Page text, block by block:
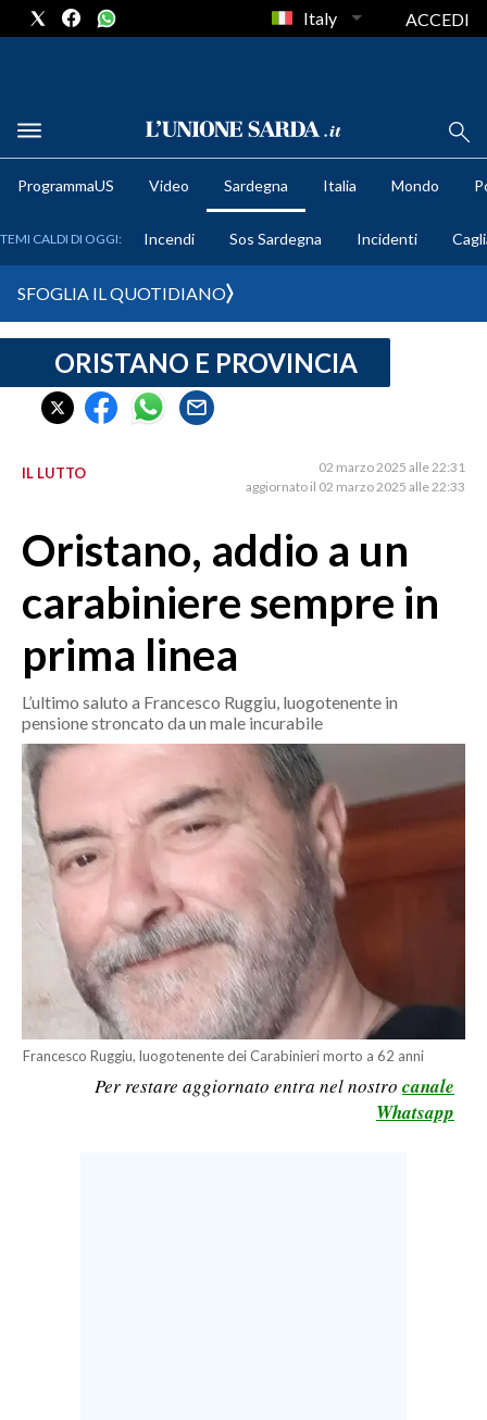
METEO
CRONACA SARDEGNA
CAGLIARI
SULCIS IGLESIENTE
SASSARI E PROVINCIA
GALLURA
OGLIASTRA
AGENDA
CRONACA
ITALIA
MONDO
POLITICA
SERVIZI ALLE IMPRESE
LAVORO
BANDI
SPORT IN SARDEGNA
Italy ACCEDI
ProgrammaUS Video Sardegna Italia Mondo
TEMI CALDI DI OGGI: Incendi Sos Sardegna Incidenti
SFOGLIA IL QUOTIDIANO
ORISTANO E PROVINCIA
IL LUTTO
02 marzo 2025 alle 22:31
aggiornato il 02 marzo 2025 alle 22:33
Oristano, addio a un
carabiniere sempre in
prima linea
L’ultimo saluto a Francesco Ruggiu, luogotenente in
pensione stroncato da un male incurabile
Francesco Ruggiu, luogotenente dei Carabinieri morto a 62 anni
Per restare aggiornato entra nel nostro canale
Whatsapp